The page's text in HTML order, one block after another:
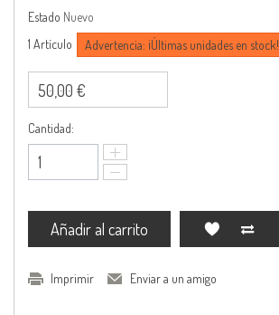
Estado Nuevo
1 Artículo Advertencia: ¡Últimas unidades en stock!
50,00 €
Cantidad:
Añadir al carrito
Imprimir Enviar a un amigo